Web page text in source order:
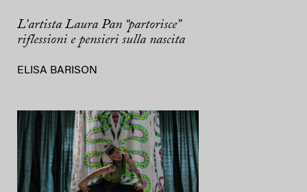
L’artista Laura Pan “partorisce”
riflessioni e pensieri sulla nascita
ELISA BARISON